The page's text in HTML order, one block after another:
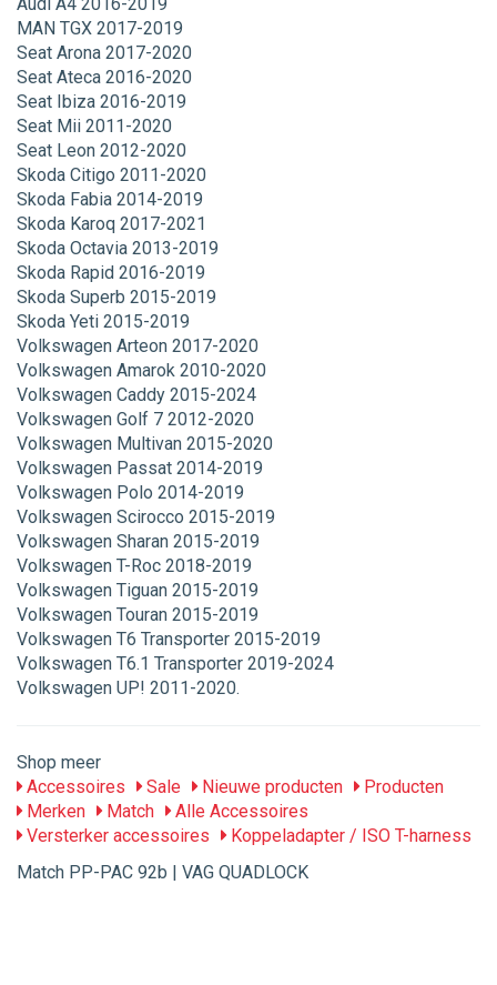
MAN TGX 2017-2019
Seat Arona 2017-2020
Seat Ateca 2016-2020
Seat Ibiza 2016-2019
Seat Mii 2011-2020
Seat Leon 2012-2020
Skoda Citigo 2011-2020
Skoda Fabia 2014-2019
Skoda Karoq 2017-2021
Skoda Octavia 2013-2019
Skoda Rapid 2016-2019
Skoda Superb 2015-2019
Skoda Yeti 2015-2019
Volkswagen Arteon 2017-2020
Volkswagen Amarok 2010-2020
Volkswagen Caddy 2015-2024
Volkswagen Golf 7 2012-2020
Volkswagen Multivan 2015-2020
Volkswagen Passat 2014-2019
Volkswagen Polo 2014-2019
Volkswagen Scirocco 2015-2019
Volkswagen Sharan 2015-2019
Volkswagen T-Roc 2018-2019
Volkswagen Tiguan 2015-2019
Volkswagen Touran 2015-2019
Volkswagen T6 Transporter 2015-2019
Volkswagen T6.1 Transporter 2019-2024
Volkswagen UP! 2011-2020.
Shop meer
Accessoires
Sale Nieuwe producten
Producten
Merken
Match
Alle Accessoires
Versterker accessoires
Koppeladapter / ISO T-harness
Match PP-PAC 92b | VAG QUADLOCK